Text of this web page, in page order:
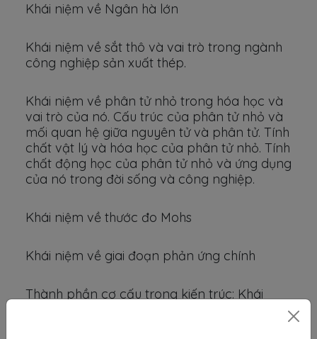
Khái niệm về Ngân hà lớn
Khái niệm về sắt thô và vai trò trong ngành
công nghiệp sản xuất thép.
Khái niệm về phân tử nhỏ trong hóa học và
vai trò của nó. Cấu trúc của phân tử nhỏ và
mối quan hệ giữa nguyên tử và phân tử. Tính
chất vật lý và hóa học của phân tử nhỏ. Tính
chất động học của phân tử nhỏ và ứng dụng
của nó trong đời sống và công nghiệp.
Khái niệm về thước đo Mohs
Khái niệm về giai đoạn phản ứng chính
Thành phần cơ cấu trong kiến trúc: Khái